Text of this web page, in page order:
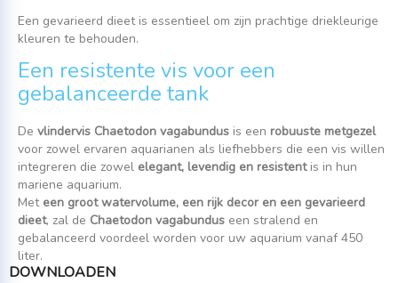
Een gevarieerd dieet is essentieel om zijn prachtige driekleurige
kleuren te behouden.
Een resistente vis voor een
gebalanceerde tank
De vlindervis Chaetodon vagabundus is een robuuste metgezel
voor zowel ervaren aquarianen als liefhebbers die een vis willen
integreren die zowel elegant, levendig en resistentis in hun
mariene aquarium.
Met een groot watervolume, een rijk decor en een gevarieerd
dieet, zal de Chaetodon vagabundus een stralend en
gebalanceerd voordeel worden voor uw aquarium vanaf 450
liter.
DOWNLOADEN